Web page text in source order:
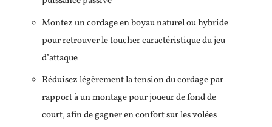
Montez un cordage en boyau naturel ou hybride
pour retrouver le toucher caractéristique du jeu
d’attaque
Réduisez légèrement la tension du cordage par
rapport à un montage pour joueur de fond de
court, afin de gagner en confort sur les volées